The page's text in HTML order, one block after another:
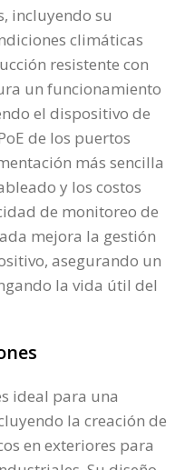
incluyendo su
climáticas
resistente con
un funcionamiento
el dispositivo de
de los puertos
más sencilla
y los costos
de monitoreo de
mejora la gestión
asegurando un
la vida útil del
ideal para una
la creación de
en exteriores para